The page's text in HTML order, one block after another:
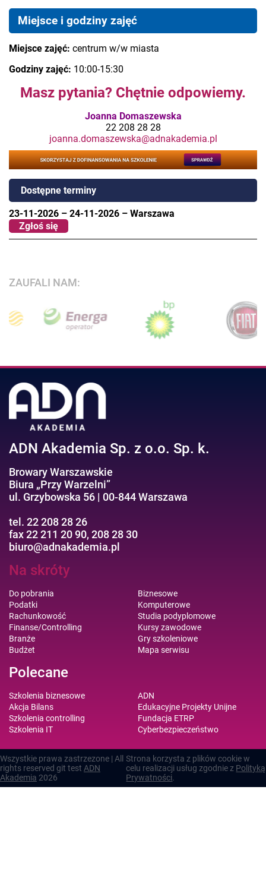
Miejsce i godziny zajęć
Miejsce zajęć: centrum w/w miasta
Godziny zajęć: 10:00-15:30
Masz pytania? Chętnie odpowiemy.
Joanna Domaszewska
22 208 28 28
joanna.domaszewska@adnakademia.pl
Dostępne terminy
23-11-2026 – 24-11-2026 – Warszawa
Zgłoś się
ZAUFALI NAM:
ADN Akademia Sp. z o.o. Sp. k.
Browary Warszawskie
Biura „Przy Warzelni”
ul. Grzybowska 56 | 00-844 Warszawa
tel. 22 208 28 26
fax 22 211 20 90, 208 28 30
biuro@adnakademia.pl
Na skróty
Do pobrania
Podatki
Rachunkowość
Finanse/Controlling
Branże
Budżet
Biznesowe
Komputerowe
Studia podyplomowe
Kursy zawodowe
Gry szkoleniowe
Mapa serwisu
Polecane
Szkolenia biznesowe
Akcja Bilans
Szkolenia controlling
Szkolenia IT
ADN
Edukacyjne Projekty Unijne
Fundacja ETRP
Cyberbezpieczeństwo
Wszystkie prawa zastrzezone | All
rights reserved git test ADN
Akademia 2026
Strona korzysta z plików cookie w
celu realizacji usług zgodnie z Polityką
Prywatności.